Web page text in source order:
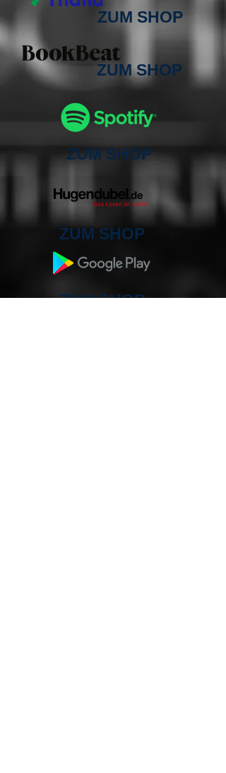
ZUM SHOP
ZUM SHOP
ZUM SHOP
ZUM SHOP
ZUM SHOP